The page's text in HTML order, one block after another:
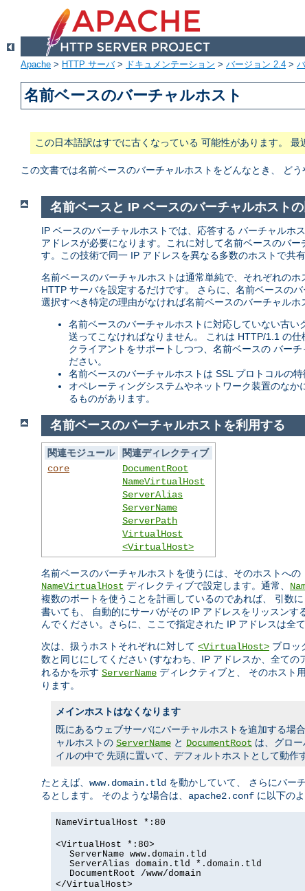
Apache > HTTP サーバ> ドキュメンテーション > バージョン 2.4 >
名前ベースのバーチャルホスト
この日本語訳はすでに古くなっている 可能性があります。 最
この文書では名前ベースのバーチャルホストをどんなとき、 どう
名前ベースと IP ベースのバーチャルホスト
IP ベースのバーチャルホストでは、応答する バーチャルホ
アドレスが必要になります。これに対して名前ベースのバ
す。この技術で同一 IP アドレスを異なる多数のホストで共有
名前ベースのバーチャルホストは通常単純で、それぞれの
HTTP サーバを設定するだけです。 さらに、名前ベースの
選択すべき特定の理由がなければ名前ベースのバーチャル
名前ベースのバーチャルホストに対応していない古
送ってこなければなりません。 これは HTTP/1.1 の
クライアントをサポートしつつ、名前ベースの バー
ださい。
名前ベースのバーチャルホストは SSL プロトコルの
オペレーティングシステムやネットワーク装置のな
るものがあります。
名前ベースのバーチャルホストを利用する
関連モジュール
関連ディレクティブ
core
DocumentRoot
NameVirtualHost
ServerAlias
ServerName
ServerPath
VirtualHost
<VirtualHost>
名前ベースのバーチャルホストを使うには、そのホストへ
NameVirtualHost ディレクティブで設定します。通常、
複数のポートを使うことを計画しているのであれば、 引数に
書いても、 自動的にサーバがその IP アドレスをリッスン
んでください。さらに、ここで指定された IP アドレスは全
次は、扱うホストそれぞれに対して <VirtualHost> ブロッ
数と同じにしてください (すなわち、IP アドレスか、全ての
れるかを示す ServerName ディレクティブと、 そのホスト
ります。
メインホストはなくなります
既にあるウェブサーバにバーチャルホストを追加する場
ャルホストの ServerName と DocumentRoot は、グロー
イルの中で 先頭に置いて、デフォルトホストとして動作
たとえば、 www.domain.tld を動かしていて、 さらにバー
るとします。 そのような場合は、 apache2.conf に以下の
NameVirtualHost *:80
<VirtualHost *:80>
ServerName www.domain.tld
ServerAlias domain.tld *.domain.tld
DocumentRoot /www/domain
</VirtualHost>